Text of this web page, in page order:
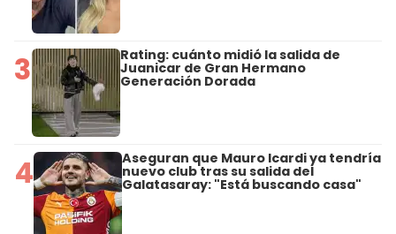
3 Rating: cuánto midió la salida de
Juanicar de Gran Hermano
Generación Dorada
4 Aseguran que Mauro Icardi ya tendría
nuevo club tras su salida del
Galatasaray: "Está buscando casa"